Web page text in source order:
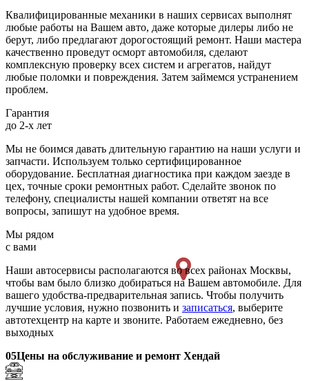
Квалифицированные механики в наших сервисах выполнят
любые работы на Вашем авто, даже которые дилеры либо не
берут, либо предлагают дорогостоящий ремонт. Наши мастера
качественно проведут осморт автомобиля, сделают
комплексную проверку всех систем и агрегатов, найдут
любые поломки и повреждения. Затем займемся устранением
проблем.
Гарантия
до 2-х лет
Мы не боимся давать длительную гарантию на наши услуги и
запчасти. Используем только сертифицированное
оборудование. Бесплатная диагностика при каждом заезде в
цех, точные сроки ремонтных работ. Сделайте звонок по
телефону, специалисты нашей компании ответят на все
вопросы, запишут на удобное время.
Мы рядом
с вами
Наши автосервисы располагаются во всех районах Москвы,
чтобы вам было близко добираться на Вашем автомобиле. Для
вашего удобства-предварительная запись. Чтобы получить
лучшие условия, нужно позвонить и записаться, выберите
автотехцентр на карте и звоните. Работаем ежедневно, без
выходных
05Цены на обслуживание и ремонт Хендай